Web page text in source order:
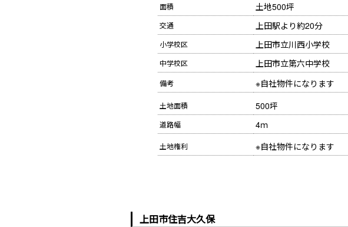
面積 土地500坪
交通 上田駅より約20分
小学校区 上田市立川西小学校
中学校区 上田市立第六中学校
備考 ※自社物件になります
土地面積 500坪
道路幅 4ｍ
土地権利 ※自社物件になります
上田市住吉大久保